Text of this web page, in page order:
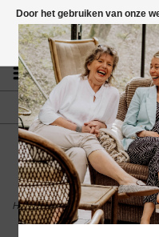
Vragen? App
GRATIS VERZENDING NL
Vanaf € 75,-
Home>Durea 6309 - Sneaker
Door het gebruiken van onze
cookies om onze website te